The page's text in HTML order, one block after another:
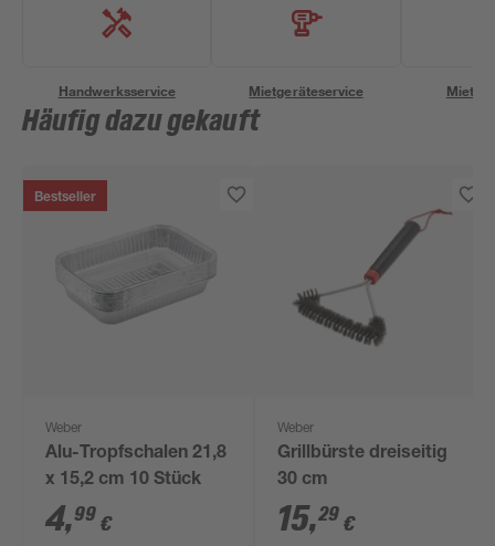
Handwerksservice Mietgeräteservice
Häufig dazu gekauft
Bestseller
Weber
Alu-Tropfschalen 21,8
x 15,2 cm 10 Stück
4,99 €
Weber
Grillbürste dreiseitig
30 cm
15,29 €